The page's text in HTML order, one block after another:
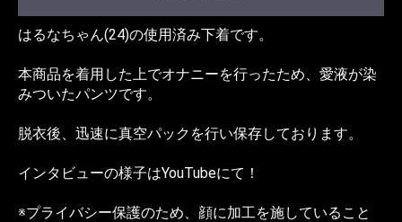
はるなちゃん(24)の使用済み下着です。
本商品を着用した上でオナニーを行ったため、愛液が染
みついたパンツです。
脱衣後、迅速に真空パックを行い保存しております。
インタビューの様子はYouTubeにて！
※プライバシー保護のため、顔に加工を施していること